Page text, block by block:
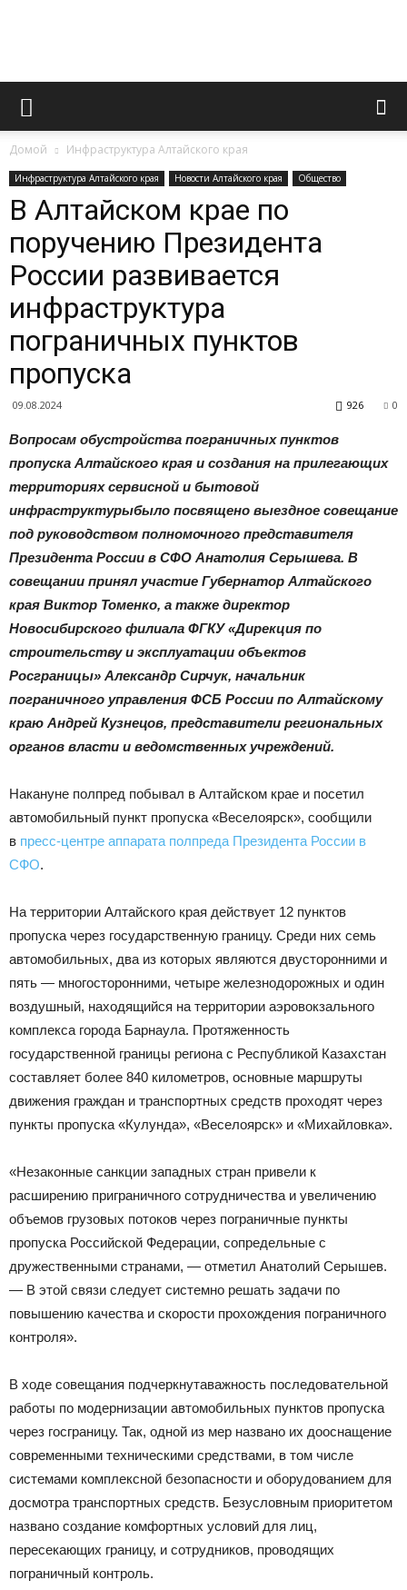
Официальный
газеты
Тюменцевский
район
Домой Инфраструктура Алтайского края
Инфраструктура Алтайского края Новости Алтайского края Общество
В Алтайском крае по
поручению Президента
России развивается
инфраструктура
пограничных пунктов
пропуска
09.08.2024 0
926
Вопросам обустройства пограничных пунктов
пропуска Алтайского края и создания на прилегающих
территориях сервисной и бытовой
инфраструктурыбыло посвящено выездное совещание
под руководством полномочного представителя
Президента России в СФО Анатолия Серышева. В
совещании принял участие Губернатор Алтайского
края Виктор Томенко, а также директор
Новосибирского филиала ФГКУ «Дирекция по
строительству и эксплуатации объектов
Росграницы» Александр Сирчук, начальник
пограничного управления ФСБ России по Алтайскому
краю Андрей Кузнецов, представители региональных
органов власти и ведомственных учреждений.
Накануне полпред побывал в Алтайском крае и посетил
автомобильный пункт пропуска «Веселоярск», сообщили
в пресс-центре аппарата полпреда Президента России в
СФО.
На территории Алтайского края действует 12 пунктов
пропуска через государственную границу. Среди них семь
автомобильных, два из которых являются двусторонними и
пять — многосторонними, четыре железнодорожных и один
воздушный, находящийся на территории аэровокзального
комплекса города Барнаула. Протяженность
государственной границы региона с Республикой Казахстан
составляет более 840 километров, основные маршруты
движения граждан и транспортных средств проходят через
пункты пропуска «Кулунда», «Веселоярск» и «Михайловка».
«Незаконные санкции западных стран привели к
расширению приграничного сотрудничества и увеличению
объемов грузовых потоков через пограничные пункты
пропуска Российской Федерации, сопредельные с
дружественными странами, — отметил Анатолий Серышев.
— В этой связи следует системно решать задачи по
повышению качества и скорости прохождения пограничного
контроля».
В ходе совещания подчеркнутаважность последовательной
работы по модернизации автомобильных пунктов пропуска
через госграницу. Так, одной из мер названо их дооснащение
современными техническими средствами, в том числе
системами комплексной безопасности и оборудованием для
досмотра транспортных средств. Безусловным приоритетом
названо создание комфортных условий для лиц,
пересекающих границу, и сотрудников, проводящих
пограничный контроль.